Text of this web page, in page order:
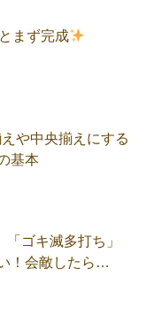
まず完成
えや中央揃えにする
基本
「ゴキ滅多打ち」
！会敵したら…